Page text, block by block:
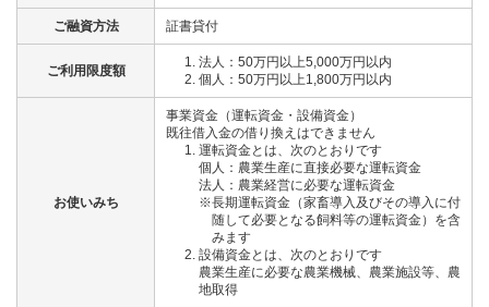
ご融資方法 証書貸付
ご利用限度額
法人：50万円以上5,000万円以内
個人：50万円以上1,800万円以内
お使いみち
事業資金（運転資金・設備資金）
既往借入金の借り換えはできません
運転資金とは、次のとおりです
個人：農業生産に直接必要な運転資金
法人：農業経営に必要な運転資金
※長期運転資金（家畜導入及びその導入に付
随して必要となる飼料等の運転資金）を含
みます
設備資金とは、次のとおりです
農業生産に必要な農業機械、農業施設等、農
地取得